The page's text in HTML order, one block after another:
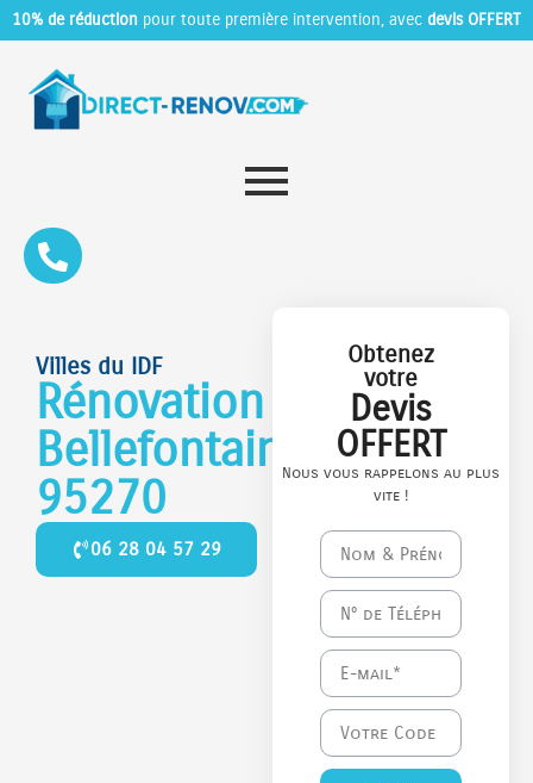
10% de réduction pour toute première intervention, avec devis OFFERT
Villes du IDF
Rénovation
Bellefontaine
95270
06 28 04 57 29
Obtenez
votre
Devis
OFFERT
Nous vous rappelons au plus
vite !